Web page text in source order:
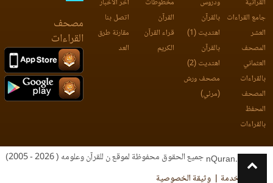
القرآنية
جامع القراءات
العشر
المصحف
العثماني
بالقراءات
المصحف
المحفظ
بالقراءات
ودروس
بالقرآن
اهتديت (1)
بالقرآن
اهتديت (2)
مصحف ورش
(مرئي)
مخطوطات
القرآن
قراء القرآن
الكريم
آخر الأخبار
اتصل بنا
مقارنة طرق
العد
مصحف
القراءات
جميع الحقوق محفوظة لموقع ن للقرآن وعلومه ( 2026 - 2005)
nQuran.com
اتفاقية الخدمة
وثيقة الخصوصية